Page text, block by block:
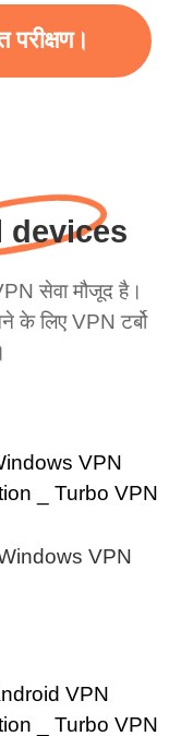
devices
सेवा मौजूद है।
के लिए VPN टर्बो
VPN